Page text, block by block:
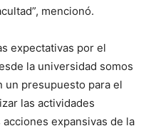
mencionó.
expectativas por el
la universidad somos
un presupuesto para el
las actividades
expansivas de la